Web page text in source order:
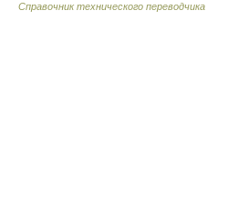
Справочник технического переводчика